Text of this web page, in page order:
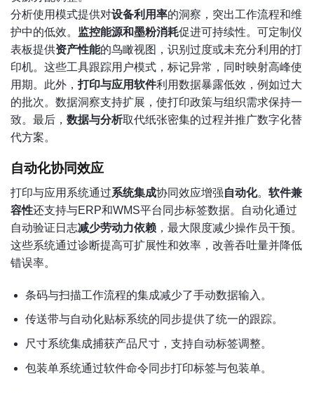
分析使用模式提供对设备利用率的洞察，突出工作流程和维
护中的低效。 监控能源和墨粉消耗促进可持续性。可定制仪
表板提供资产性能的鸟瞰视图，识别过度或未充分利用的打
印机。这些工具跟踪用户模式，标记异常，同时映射高峰使
用期。此外， 打印与应用软件利用数据暴露低效，例如过大
的批次。数据洞察支持扩展，使打印政策与组织需求保持一
致。最后， 数据与分析取代纸张密集的过程并推广数字化替
代方案。
自动化协同效应
打印与应用系统通过系统集成协同效应增强自动化。 软件兼
容性还支持与ERP和WMS平台同步标签数据。自动化通过
自动验证日志减少劳动力依赖 ，最大限度减少操作员干预。
这些系统通过诊断提高可扩展性和效率，改善吞吐量并降低
错误率。
条码与扫描工作流程的集成减少了手动数据输入。
传送带与自动化贴标系统的同步提供了统一的跟踪。
尺寸系统集成捕获产品尺寸，支持自动标签调整。
包装单系统通过软件命令同步打印标签与包装单。